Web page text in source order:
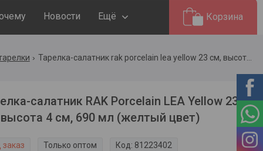
Новости Ещё Корзина
Тарелка-салатник rak porcelain lea yellow 23 см, высота 4 см, 690 мл (желтый цвет)
салатник RAK Porcelain LEA Yellow 23
4 см, 690 мл (желтый цвет)
Только оптом Код: 81223402